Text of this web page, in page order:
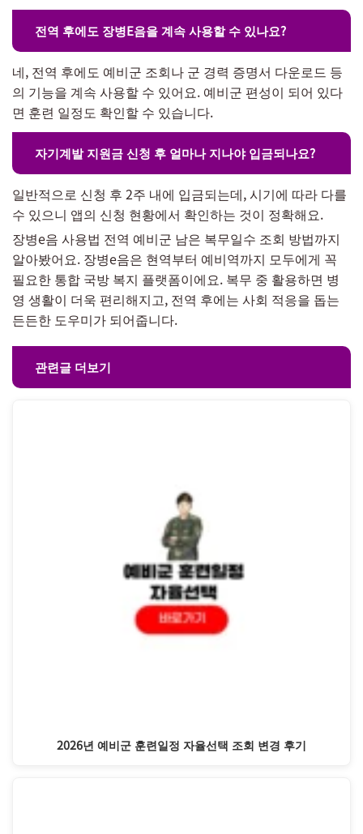
전역 후에도 장병E음을 계속 사용할 수 있나요?
네, 전역 후에도 예비군 조회나 군 경력 증명서 다운로드 등
의 기능을 계속 사용할 수 있어요. 예비군 편성이 되어 있다
면 훈련 일정도 확인할 수 있습니다.
자기계발 지원금 신청 후 얼마나 지나야 입금되나요?
일반적으로 신청 후 2주 내에 입금되는데, 시기에 따라 다를
수 있으니 앱의 신청 현황에서 확인하는 것이 정확해요.
장병e음 사용법 전역 예비군 남은 복무일수 조회 방법까지
알아봤어요. 장병e음은 현역부터 예비역까지 모두에게 꼭
필요한 통합 국방 복지 플랫폼이에요. 복무 중 활용하면 병
영 생활이 더욱 편리해지고, 전역 후에는 사회 적응을 돕는
든든한 도우미가 되어줍니다.
관련글 더보기
2026년 예비군 훈련일정 자율선택 조회 변경 후기